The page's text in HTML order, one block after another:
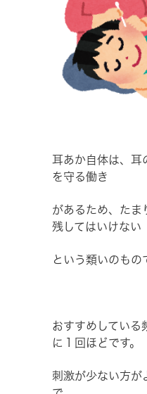
耳あか自体は、
を守る働き
があるため、たま
残してはいけない
という類いのもの
おすすめしている
に１回ほどです。
刺激が少ない方が